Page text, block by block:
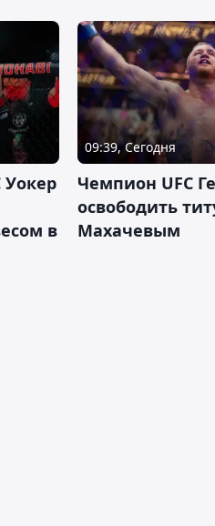
Уокер
в
09:39, Сегодня
Чемпион UFC
освободить
Махачевым